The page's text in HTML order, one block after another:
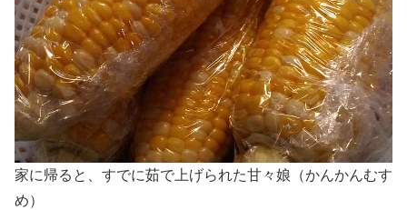
家に帰ると、すでに茹で上げられた甘々娘（かんかんむす
め）